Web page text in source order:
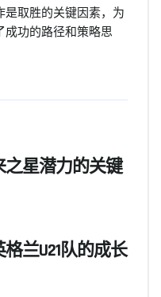
是取胜的关键因素，为
成功的路径和策略思
星潜力的关键
兰U21队的成长